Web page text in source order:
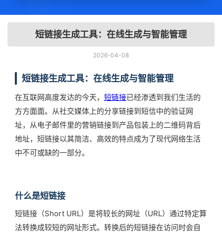
短链接生成工具：在线生成与智能管理
2026-04-08
短链接生成工具：在线生成与智能管理
在互联网高度发达的今天， 短链接已经渗透到我们生活的
方方面面。从社交媒体上的分享链接到短信中的验证网
址，从电子邮件里的营销链接到产品包装上的二维码背后
地址，短链接以其简洁、高效的特点成为了现代网络生活
中不可或缺的一部分。
什么是短链接
短链接（Short URL）是将较长的网址（URL）通过特定算
法转换成较短的网址形式。转换后的短链接在访问时会自